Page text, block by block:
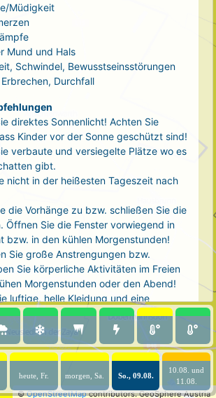
©OpenStreetMapcontributors. GeoSphere Austria
Müdigkeit
Mund und Hals
Schwindel, Bewusstseinsstörungen
Durchfall
direktes Sonnenlicht! Achten Sie
Kinder vor der Sonne geschützt sind!
verbaute und versiegelte Plätze wo es
gibt.
nicht in der heißesten Tageszeit nach
die Vorhänge zu bzw. schließen Sie die
Öffnen Sie die Fenster vorwiegend in
bzw. in den kühlen Morgenstunden!
Sie große Anstrengungen bzw.
Sie körperliche Aktivitäten im Freien
Morgenstunden oder den Abend!
luftige, helle Kleidung und eine
eine kühle Dusche! Auch kalte Arm-
wirken entlastend.
ausreichend und regelmäßig
2 - 3 Liter pro Tag)! Optimal sind
Tee oder mit Wasser
heute, Fr. morgen, Sa. So., 09.08.
10.08. und
11.08.